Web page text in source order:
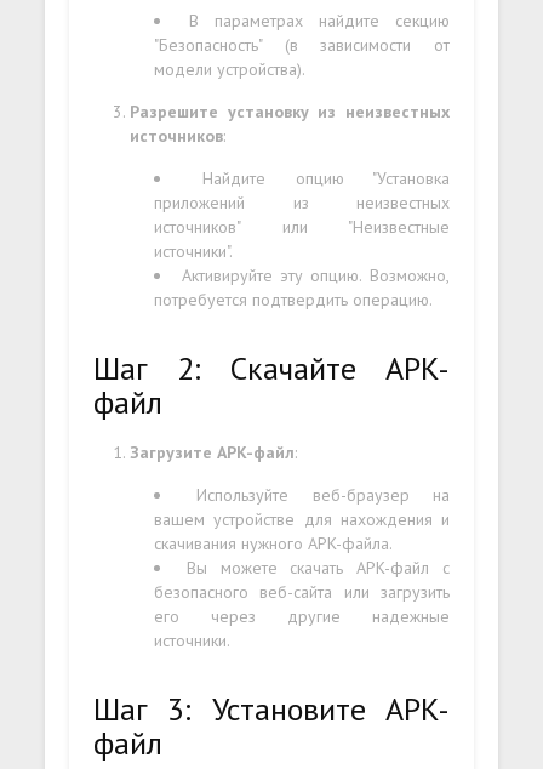
В параметрах найдите секцию
"Безопасность" (в зависимости от
модели устройства).
Разрешите установку из неизвестных
источников:
Найдите опцию "Установка
приложений из неизвестных
источников" или "Неизвестные
источники".
Активируйте эту опцию. Возможно,
потребуется подтвердить операцию.
Шаг 2: Скачайте APK-
файл
Загрузите APK-файл:
Используйте веб-браузер на
вашем устройстве для нахождения и
скачивания нужного APK-файла.
Вы можете скачать APK-файл с
безопасного веб-сайта или загрузить
его через другие надежные
источники.
Шаг 3: Установите APK-
файл